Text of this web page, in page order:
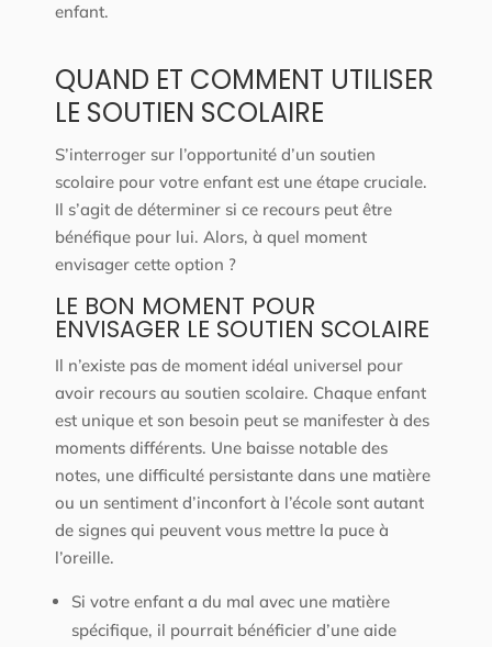
enfant.
QUAND ET COMMENT UTILISER
LE SOUTIEN SCOLAIRE
S’interroger sur l’opportunité d’un soutien
scolaire pour votre enfant est une étape cruciale.
Il s’agit de déterminer si ce recours peut être
bénéfique pour lui. Alors, à quel moment
envisager cette option ?
LE BON MOMENT POUR
ENVISAGER LE SOUTIEN SCOLAIRE
Il n’existe pas de moment idéal universel pour
avoir recours au soutien scolaire. Chaque enfant
est unique et son besoin peut se manifester à des
moments différents. Une baisse notable des
notes, une difficulté persistante dans une matière
ou un sentiment d’inconfort à l’école sont autant
de signes qui peuvent vous mettre la puce à
l’oreille.
Si votre enfant a du mal avec une matière
spécifique, il pourrait bénéficier d’une aide